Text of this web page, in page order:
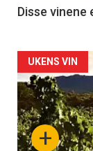
3
Disse vinene
akkurat
nå+
UKENS VIN